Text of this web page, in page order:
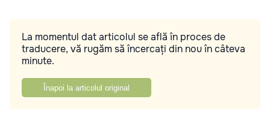
La momentul dat articolul se află în proces de
traducere, vă rugăm să încercați din nou în câteva
minute.
Înapoi la articolul original